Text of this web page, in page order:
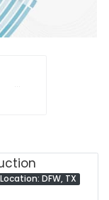
Location: DFW, TX